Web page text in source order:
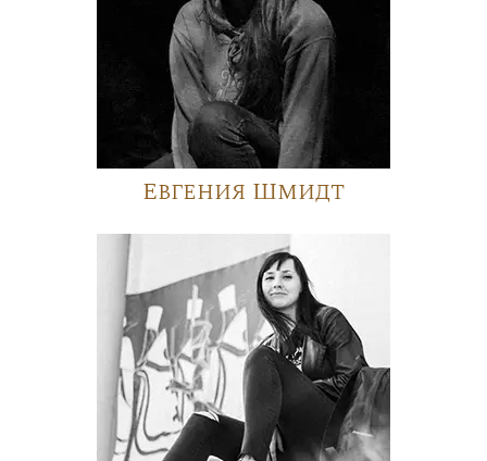
Евгения Шмидт